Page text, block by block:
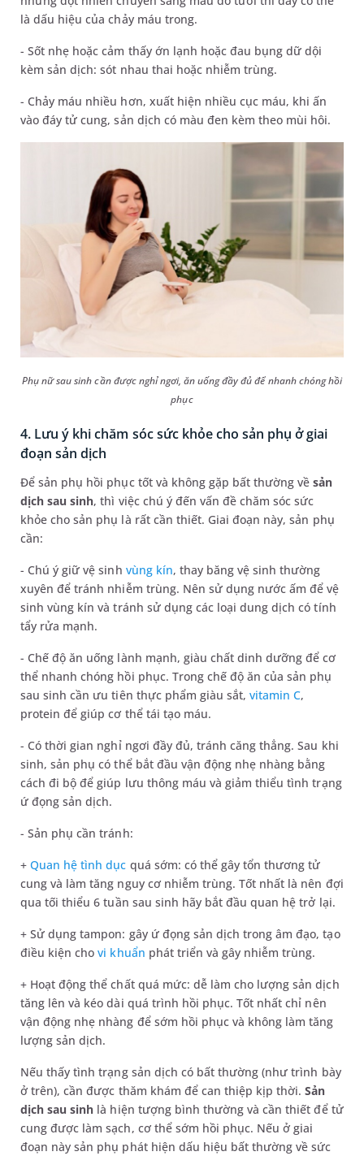
là dấu hiệu của chảy máu trong.
- Sốt nhẹ hoặc cảm thấy ớn lạnh hoặc đau bụng dữ dội
kèm sản dịch: sót nhau thai hoặc nhiễm trùng.
- Chảy máu nhiều hơn, xuất hiện nhiều cục máu, khi ấn
vào đáy tử cung, sản dịch có màu đen kèm theo mùi hôi.
Phụ nữ sau sinh cần được nghỉ ngơi, ăn uống đầy đủ để nhanh chóng hồi
phục
4. Lưu ý khi chăm sóc sức khỏe cho sản phụ ở giai
đoạn sản dịch
Để sản phụ hồi phục tốt và không gặp bất thường về sản
dịch sau sinh, thì việc chú ý đến vấn đề chăm sóc sức
khỏe cho sản phụ là rất cần thiết. Giai đoạn này, sản phụ
cần:
- Chú ý giữ vệ sinh vùng kín, thay băng vệ sinh thường
xuyên để tránh nhiễm trùng. Nên sử dụng nước ấm để vệ
sinh vùng kín và tránh sử dụng các loại dung dịch có tính
tẩy rửa mạnh.
- Chế độ ăn uống lành mạnh, giàu chất dinh dưỡng để cơ
thể nhanh chóng hồi phục. Trong chế độ ăn của sản phụ
sau sinh cần ưu tiên thực phẩm giàu sắt,vitamin C,
protein để giúp cơ thể tái tạo máu.
- Có thời gian nghỉ ngơi đầy đủ, tránh căng thẳng. Sau khi
sinh, sản phụ có thể bắt đầu vận động nhẹ nhàng bằng
cách đi bộ để giúp lưu thông máu và giảm thiểu tình trạng
ứ đọng sản dịch.
- Sản phụ cần tránh:
+Quan hệ tình dục quá sớm: có thể gây tổn thương tử
cung và làm tăng nguy cơ nhiễm trùng. Tốt nhất là nên đợi
qua tối thiểu 6 tuần sau sinh hãy bắt đầu quan hệ trở lại.
+ Sử dụng tampon: gây ứ đọng sản dịch trong âm đạo, tạo
điều kiện chovi khuẩn phát triển và gây nhiễm trùng.
+ Hoạt động thể chất quá mức: dễ làm cho lượng sản dịch
tăng lên và kéo dài quá trình hồi phục. Tốt nhất chỉ nên
vận động nhẹ nhàng để sớm hồi phục và không làm tăng
lượng sản dịch.
Nếu thấy tình trạng sản dịch có bất thường (như trình bày
ở trên), cần được thăm khám để can thiệp kịp thời.Sản
dịch sau sinh là hiện tượng bình thường và cần thiết để tử
cung được làm sạch, cơ thể sớm hồi phục. Nếu ở giai
đoạn này sản phụ phát hiện dấu hiệu bất thường về sức